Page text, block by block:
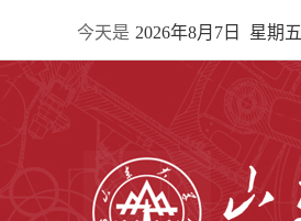
今天是 2026年8月7日 星期五